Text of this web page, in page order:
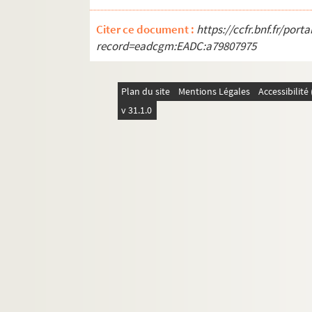
SD ICA41. Colonies scolaires à
SD ICA42. Colonies scolaires à
SD ICA44. Colonies scolaires à
Citer ce document : https://ccfr.bnf.fr/
record=eadcgm:EADC:a79807975
Plan du site Mentions Légales
v 31.1.0